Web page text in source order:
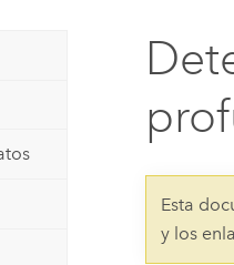
Esta
y los